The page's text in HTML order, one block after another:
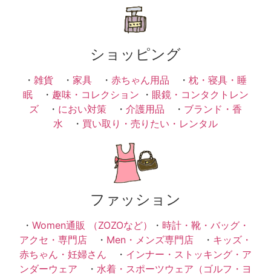
ショッピング
・ 雑貨 ・ 家具 ・ 赤ちゃん用品 ・ 枕・寝具・睡
眠・ 趣味・コレクション ・ 眼鏡・コンタクトレン
ズ ・ におい対策 ・ 介護用品 ・ ブランド・香
水 ・ 買い取り・売りたい・レンタル
ファッション
・ Women通販 （ZOZOなど） ・ 時計・靴・バッグ・
アクセ・専門店 ・ Men・メンズ専門店 ・ キッズ・
赤ちゃん・妊婦さん ・ インナー・ストッキング・ア
ンダーウェア ・ 水着・スポーツウェア（ゴルフ・ヨ